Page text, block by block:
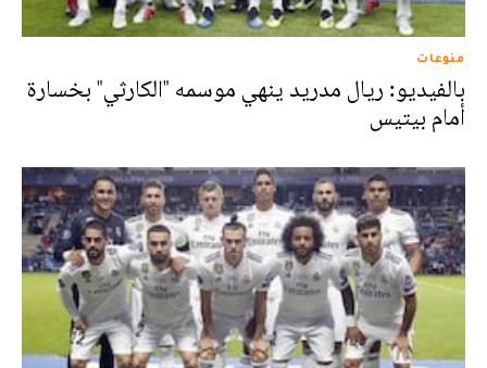
منوعات
بالفيديو: ريال مدريد ينهي موسمه "الكارثي" بخسارة
أمام بيتيس